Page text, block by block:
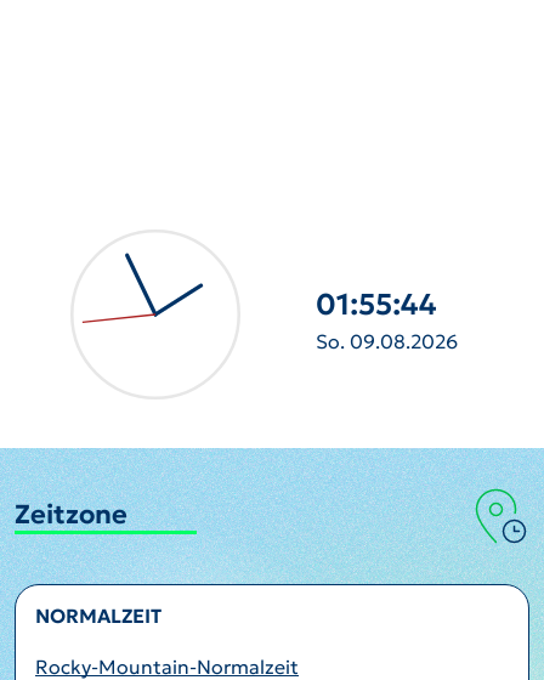
01:55:45
So. 09.08.2026
Zeitzone
NORMALZEIT
Rocky-Mountain-Normalzeit